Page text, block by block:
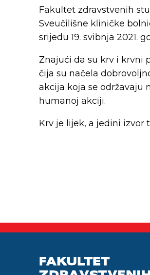
Fakultet zdravstvenih
Sveučilišne kliničke
srijedu 19. svibnja 2021.
Znajući da su krv i krvni
čija su načela
akcija koja se održavaju
humanoj akciji.
Krv je lijek, a jedini izvor